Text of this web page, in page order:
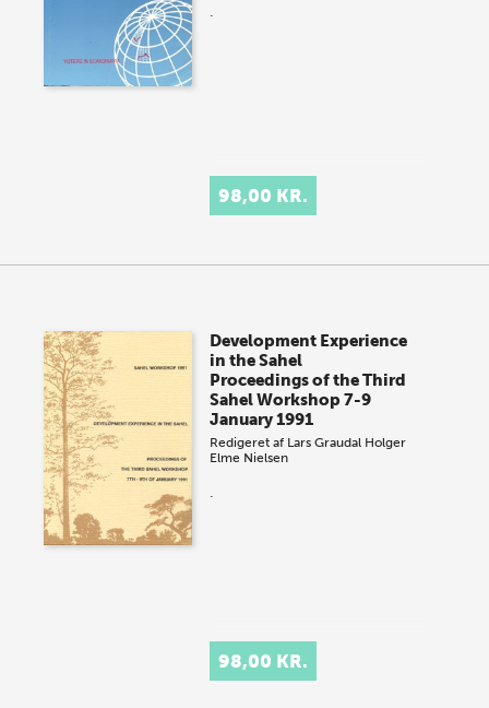
.
98,00 KR.
Development Experience
in the Sahel
Proceedings of the Third
Sahel Workshop 7-9
January 1991
Redigeret af Lars Graudal Holger
Elme Nielsen
.
98,00 KR.